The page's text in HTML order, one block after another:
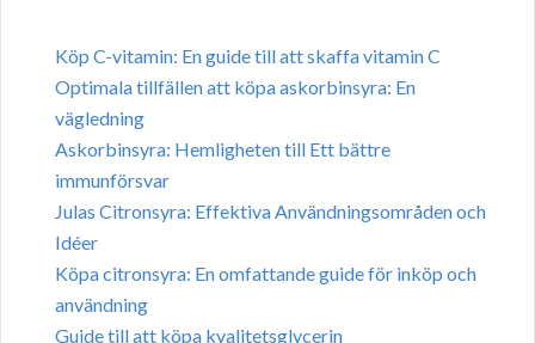
Köp C-vitamin: En guide till att skaffa vitamin C
Optimala tillfällen att köpa askorbinsyra: En
vägledning
Askorbinsyra: Hemligheten till Ett bättre
immunförsvar
Julas Citronsyra: Effektiva Användningsområden och
Idéer
Köpa citronsyra: En omfattande guide för inköp och
användning
Guide till att köpa kvalitetsglycerin